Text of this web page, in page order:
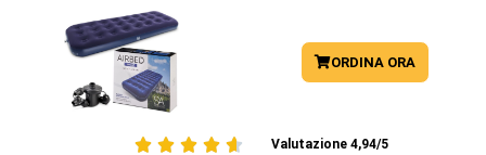
ORDINA ORA
     Valutazione 4,94/5